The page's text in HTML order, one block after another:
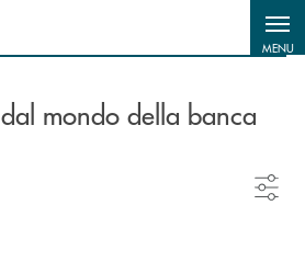
MENU
dal mondo della banca